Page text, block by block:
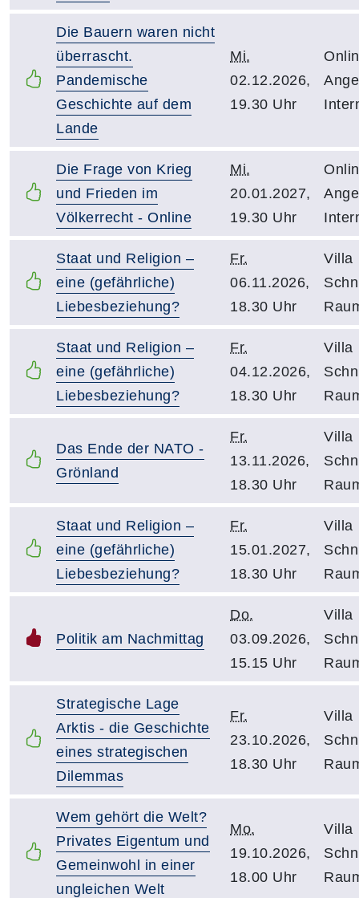
Die Bauern waren nicht
überrascht.
Pandemische
Geschichte auf dem
Lande
Mi.
02.12.2026,
19.30 Uhr
Die Frage von Krieg
und Frieden im
Völkerrecht - Online
Mi.
20.01.2027,
19.30 Uhr
Staat und Religion –
eine (gefährliche)
Liebesbeziehung?
Fr.
06.11.2026,
18.30 Uhr
Villa
Staat und Religion –
eine (gefährliche)
Liebesbeziehung?
Fr.
04.12.2026,
18.30 Uhr
Villa
Das Ende der NATO -
Grönland
Fr.
13.11.2026,
18.30 Uhr
Villa
Staat und Religion –
eine (gefährliche)
Liebesbeziehung?
Fr.
15.01.2027,
18.30 Uhr
Villa
Politik am Nachmittag
Do.
03.09.2026,
15.15 Uhr
Villa
Strategische Lage
Arktis - die Geschichte
eines strategischen
Dilemmas
Fr.
23.10.2026,
18.30 Uhr
Villa
Wem gehört die Welt?
Privates Eigentum und
Gemeinwohl in einer
ungleichen Welt
Mo.
19.10.2026,
18.00 Uhr
Villa